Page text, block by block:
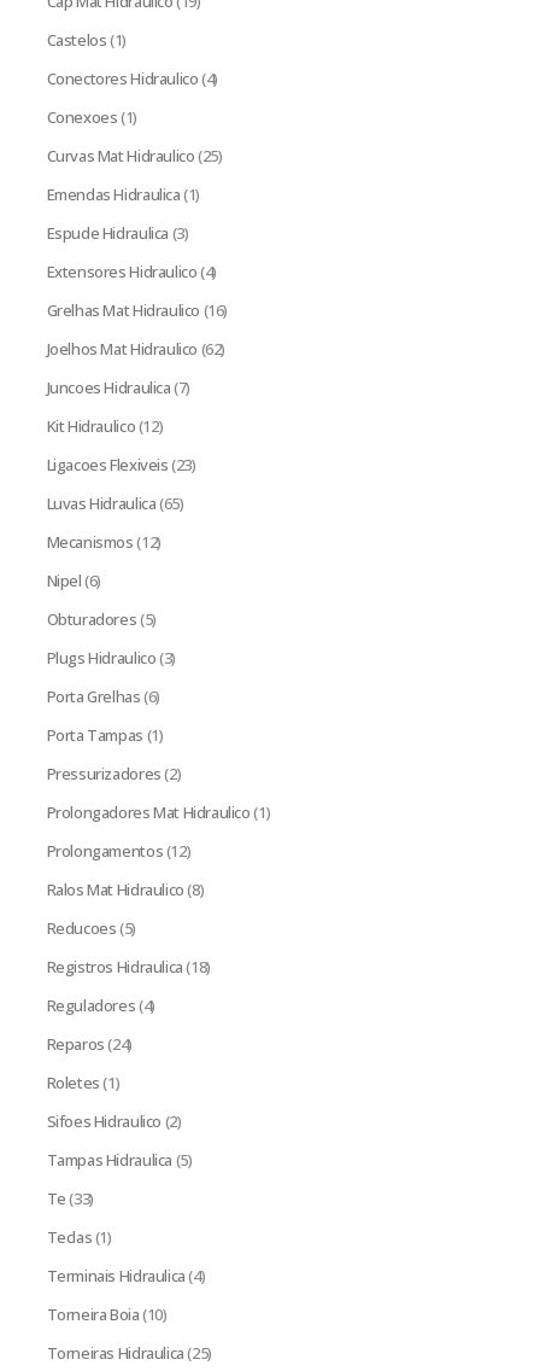
Castelos(1)
Conectores Hidraulico(4)
Conexoes(1)
Curvas Mat Hidraulico(25)
Emendas Hidraulica(1)
Espude Hidraulica (3)
Extensores Hidraulico(4)
Grelhas Mat Hidraulico (16)
Joelhos Mat Hidraulico (62)
Juncoes Hidraulica(7)
Kit Hidraulico(12)
Ligacoes Flexiveis(23)
Luvas Hidraulica(65)
Mecanismos(12)
Nipel(6)
Obturadores(5)
Plugs Hidraulico(3)
Porta Grelhas(6)
Porta Tampas (1)
Pressurizadores(2)
Prolongadores Mat Hidraulico(1)
Prolongamentos(12)
Ralos Mat Hidraulico(8)
Reducoes(5)
Registros Hidraulica(18)
Reguladores(4)
Reparos(24)
Roletes(1)
Sifoes Hidraulico (2)
Tampas Hidraulica (5)
Te(33)
Teclas(1)
Terminais Hidraulica(4)
Torneira Boia(10)
Torneiras Hidraulica(25)